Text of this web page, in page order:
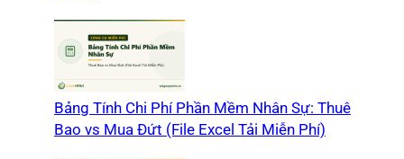
Bảng Tính Chi Phí Phần Mềm Nhân Sự: Thuê
Bao vs Mua Đứt (File Excel Tải Miễn Phí)